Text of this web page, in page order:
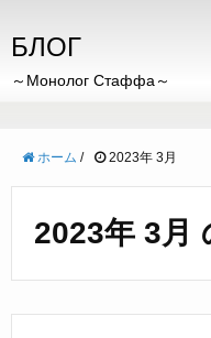
БЛОГ
～Монолог Стаффа～
ホーム / 2023年 3月
2023年 3月